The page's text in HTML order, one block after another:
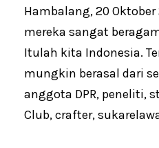
Hambalang, 20
mereka sangat
Itulah kita Indonesia.
mungkin berasal dari
anggota DPR, peneliti,
Club, crafter,